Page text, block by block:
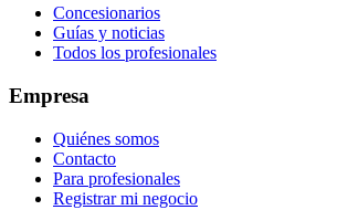
Concesionarios
Guías y noticias
Todos los profesionales
Empresa
Quiénes somos
Contacto
Para profesionales
Registrar mi negocio